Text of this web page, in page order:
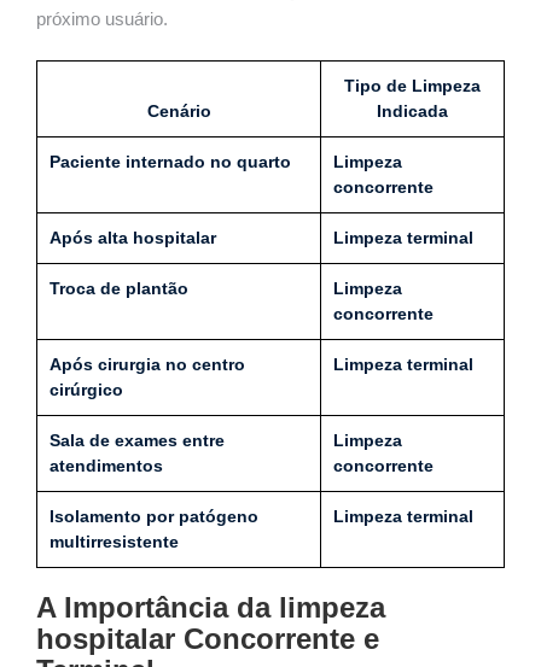
próximo usuário.
Cenário
Tipo de Limpeza
Indicada
Paciente internado no quarto
Limpeza
concorrente
Após alta hospitalar Limpeza terminal
Troca de plantão
Limpeza
concorrente
Após cirurgia no centro
cirúrgico
Limpeza terminal
Sala de exames entre
atendimentos
Limpeza
concorrente
Isolamento por patógeno
multirresistente
Limpeza terminal
A Importância da limpeza
hospitalar Concorrente e